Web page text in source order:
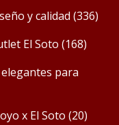
y calidad (336)
El Soto (168)
para
x El Soto (20)